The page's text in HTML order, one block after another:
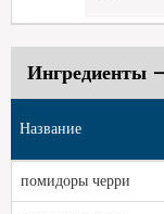
Ингредиенты
Название
помидоры черри